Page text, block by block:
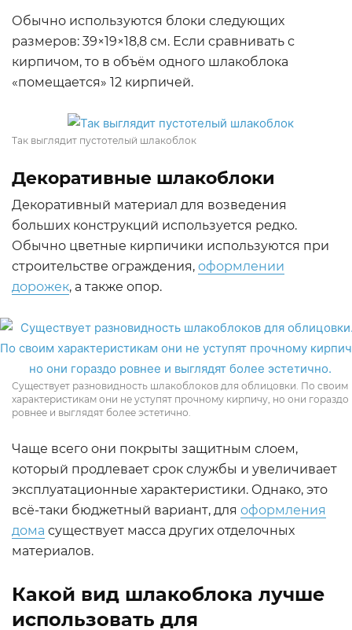
Обычно используются блоки следующих
размеров: 39×19×18,8 см. Если сравнивать с
кирпичом, то в объём одного шлакоблока
«помещается» 12 кирпичей.
Так выглядит пустотелый шлакоблок
Декоративные шлакоблоки
Декоративный материал для возведения
больших конструкций используется редко.
Обычно цветные кирпичики используются при
строительстве ограждения, оформлении
дорожек, а также опор.
Существует разновидность шлакоблоков для облицовки. По своим
характеристикам они не уступят прочному кирпичу, но они гораздо
ровнее и выглядят более эстетично.
Чаще всего они покрыты защитным слоем,
который продлевает срок службы и увеличивает
эксплуатационные характеристики. Однако, это
всё-таки бюджетный вариант, для оформления
дома существует масса других отделочных
материалов.
Какой вид шлакоблока лучше
использовать для